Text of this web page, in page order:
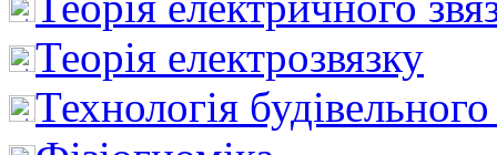
Теорія електрозвязку
Технологія